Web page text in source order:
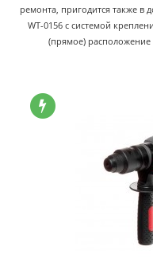
ремонта, пригодится также
WT-0156 с системой
(прямое) расположение